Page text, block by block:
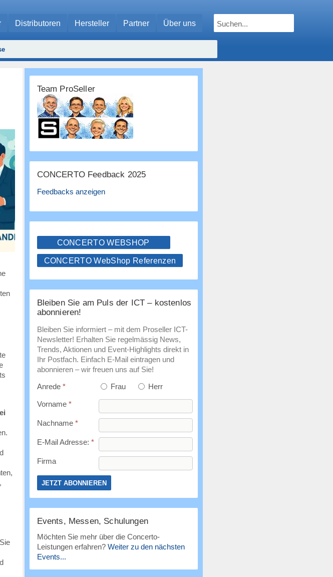
Distributoren Hersteller Partner Über uns
Team ProSeller
CONCERTO Feedback 2025
Feedbacks anzeigen
CONCERTO WEBSHOP
CONCERTO WebShop Referenzen
Bleiben Sie am Puls der ICT – kostenlos
abonnieren!
Bleiben Sie informiert – mit dem Proseller ICT-
Newsletter! Erhalten Sie regelmässig News,
Trends, Aktionen und Event-Highlights direkt in
Ihr Postfach. Einfach E-Mail eintragen und
abonnieren – wir freuen uns auf Sie!
Anrede * Frau Herr
Vorname *
Nachname *
E-Mail Adresse: *
Firma
Events, Messen, Schulungen
Möchten Sie mehr über die Concerto-
Leistungen erfahren? Weiter zu den nächsten
Events...